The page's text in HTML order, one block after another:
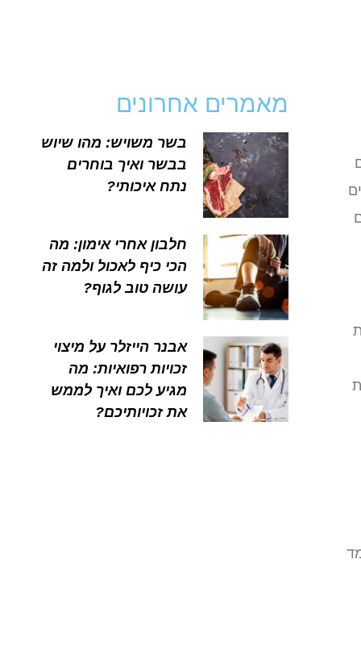
מאמרים אחרונים
בשר משויש: מהו שיוש
בבשר ואיך בוחרים
נתח איכותי?
חלבון אחרי אימון: מה
הכי כיף לאכול ולמה זה
עושה טוב לגוף?
אבנר הייזלר על מיצוי
זכויות רפואיות: מה
מגיע לכם ואיך לממש
את זכויותיכם?